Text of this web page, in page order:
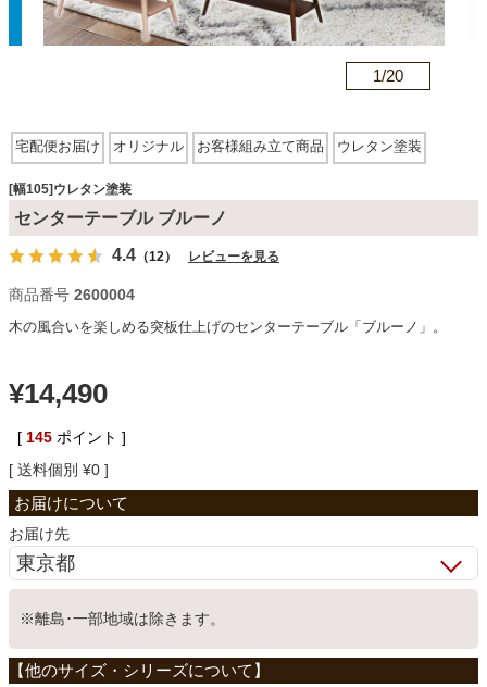
ソファ
ダイニングテーブル・セット
椅子・チェア
食器棚・キッチン収納
ベッド
収納家具
学習机
ホームオフィス
1/20
宅配便お届け オリジナル お客様組み立て商品 ウレタン塗装
[幅105]ウレタン塗装
センターテーブル ブルーノ
4.4 （12） レビューを見る
商品番号 2600004
木の風合いを楽しめる突板仕上げのセンターテーブル「ブルーノ」。
¥14,490
[ 145 ポイント ]
送料個別 ¥0
お届け先
※離島･一部地域は除きます。